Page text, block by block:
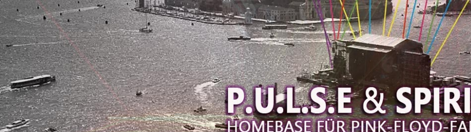
Unter dem Inhalt